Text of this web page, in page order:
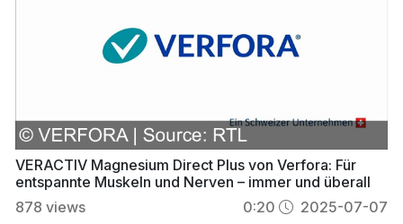
VERACTIV Magnesium Direct Plus von Verfora: Für
entspannte Muskeln und Nerven – immer und überall
878 views 0:20 2025-07-07